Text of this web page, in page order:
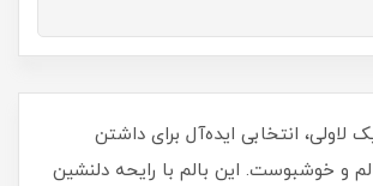
لاولی، انتخابی ایده‌آل برای داشتن
و خوشبوست. این بالم با رایحه دلنشین